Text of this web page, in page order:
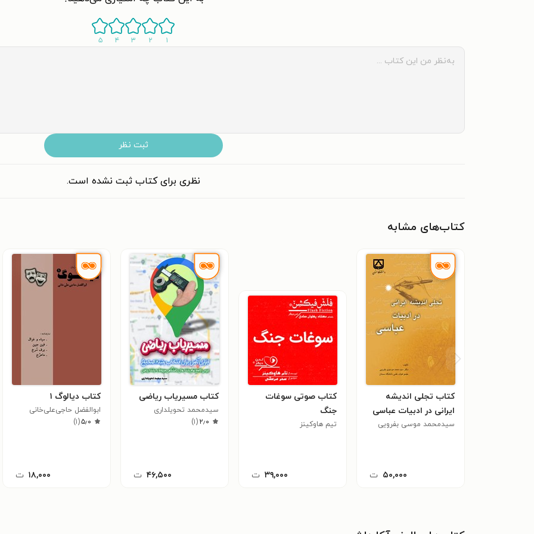
۱ ۲ ۳ ۴ ۵
ثبت نظر
نظری برای کتاب ثبت نشده است.
کتاب‌های مشابه
کتاب تجلی اندیشه
ایرانی در ادبیات عباسی
سیدمحمد موسی بفرویی
۵۰,۰۰۰ ت
کتاب صوتی سوغات
جنگ
تیم هاوکینز
۳۹,۰۰۰ ت
کتاب مسیریاب ریاضی
سیدمحمد تحویلداری
۲٫۰(۱)
۴۶,۵۰۰ ت
کتاب دیالوگ ۱
ابوالفضل حاجی‌علی‌خانی
۵٫۰(۱)
۱۸,۰۰۰ ت